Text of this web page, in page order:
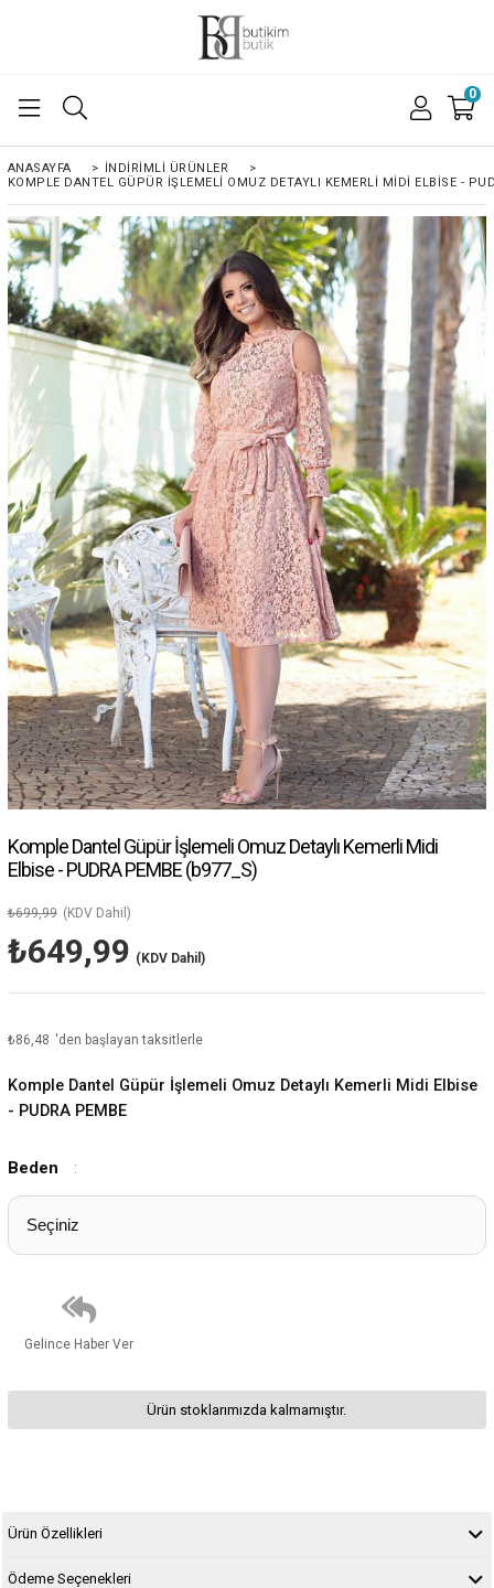
0
ANASAYFA > İNDIRIMLI ÜRÜNLER
>
KOMPLE DANTEL GÜPÜR İŞLEMELI OMUZ DETAYLI KEMERLI MIDI ELBISE -
Komple Dantel Güpür İşlemeli Omuz Detaylı Kemerli Midi
Elbise - PUDRA PEMBE(b977_S)
₺699,99 (KDV Dahil)
₺649,99 (KDV Dahil)
₺86,48 'den başlayan taksitlerle
Komple Dantel Güpür İşlemeli Omuz Detaylı Kemerli Midi Elbise
- PUDRA PEMBE
Beden :
Gelince Haber Ver
Ürün stoklarımızda kalmamıştır.
Ürün Özellikleri
Ödeme Seçenekleri